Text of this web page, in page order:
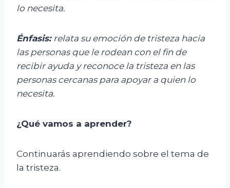
lo necesita.
Énfasis: relata su emoción de tristeza hacia
las personas que le rodean con el fin de
recibir ayuda y reconoce la tristeza en las
personas cercanas para apoyar a quien lo
necesita.
¿Qué vamos a aprender?
Continuarás aprendiendo sobre el tema de
la tristeza.